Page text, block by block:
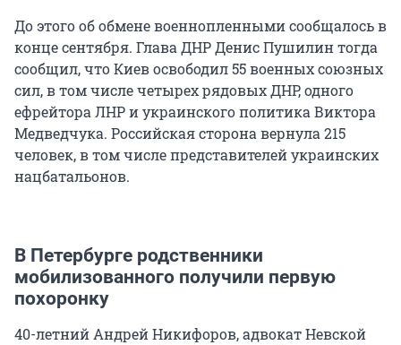
До этого об обмене военнопленными сообщалось в
конце сентября. Глава ДНР Денис Пушилин тогда
сообщил, что Киев освободил 55 военных союзных
сил, в том числе четырех рядовых ДНР, одного
ефрейтора ЛНР и украинского политика Виктора
Медведчука. Российская сторона вернула 215
человек, в том числе представителей украинских
нацбатальонов.
В Петербурге родственники
мобилизованного получили первую
похоронку
40-летний Андрей Никифоров, адвокат Невской